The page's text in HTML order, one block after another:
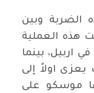
الضربة وبين
هذه العملية
اربيل، بينما
اولاً إلى
موسكو على